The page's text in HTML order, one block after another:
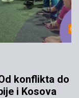
konflikta do
i Kosova